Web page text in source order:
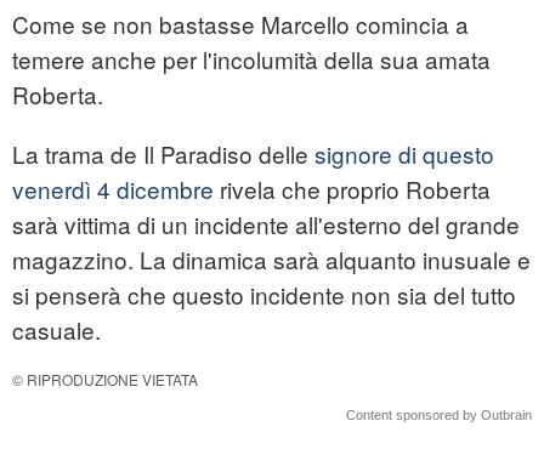
Come se non bastasse Marcello comincia a
temere anche per l'incolumità della sua amata
Roberta.
La trama de Il Paradiso delle signore di questo
venerdì 4 dicembre rivela che proprio Roberta
sarà vittima di un incidente all'esterno del grande
magazzino. La dinamica sarà alquanto inusuale e
si penserà che questo incidente non sia del tutto
casuale.
© RIPRODUZIONE VIETATA
Content sponsored by Outbrain